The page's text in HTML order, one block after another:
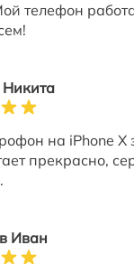
телефон
Никита
на iPhone X
прекрасно,
Иван